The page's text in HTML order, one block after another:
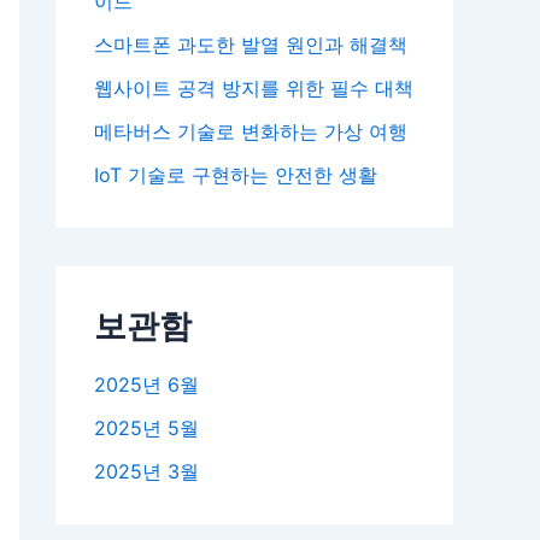
스마트폰 과도한 발열 원인과 해결책
웹사이트 공격 방지를 위한 필수 대책
메타버스 기술로 변화하는 가상 여행
IoT 기술로 구현하는 안전한 생활
보관함
2025년 6월
2025년 5월
2025년 3월